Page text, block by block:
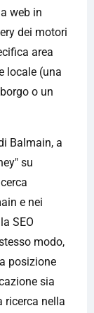
web in
dei motori
area
locale (una
o un
Balmain, a
su
e nei
SEO
modo,
posizione
sia
ricerca nella